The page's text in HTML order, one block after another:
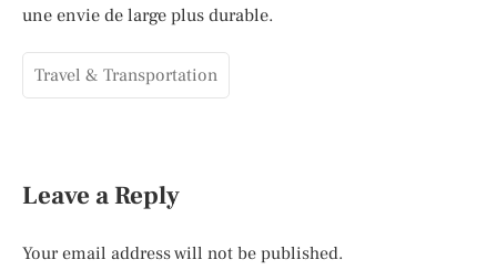
une envie de large plus durable.
Travel & Transportation
Leave a Reply
Your email address will not be published.